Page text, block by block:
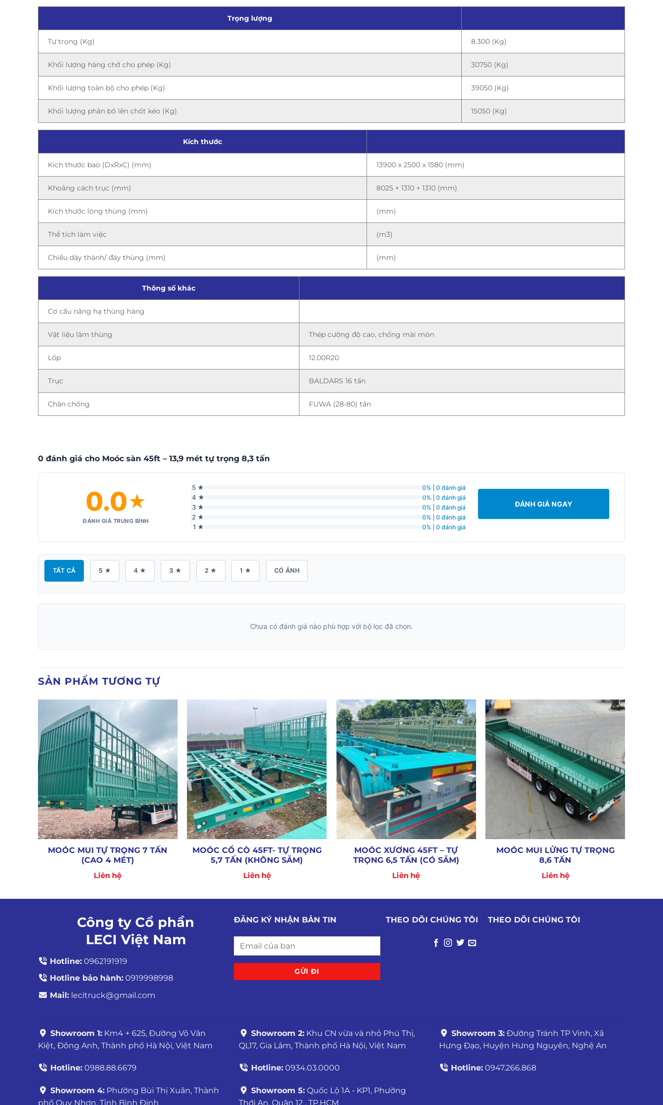
Trọng lượng
Tự trọng (Kg) 8.300 (Kg)
Khối lượng hàng chở cho phép (Kg) 30750 (Kg)
Khối lượng toàn bộ cho phép (Kg) 39050 (Kg)
Khối lượng phân bổ lên chốt kéo (Kg) 15050 (Kg)
Kích thước
Kích thước bao (DxRxC) (mm) 13900 x 2500 x 1580 (mm)
Khoảng cách trục (mm) 8025 + 1310 + 1310 (mm)
Kích thước lòng thùng (mm) (mm)
Thể tích làm việc (m3)
Chiều dày thành/ đáy thùng (mm) (mm)
Thông số khác
Cơ cấu nâng hạ thùng hàng
Vật liệu làm thùng Thép cường độ cao, chống mài mòn
Lốp 12.00R20
Trục BALDARS 16 tấn
Chân chống FUWA (28-80) tấn
0 đánh giá cho Moóc sàn 45ft – 13,9 mét tự trọng 8,3 tấn
0.0★
ĐÁNH GIÁ TRUNG BÌNH
5 ★ 0% | 0 đánh giá
4 ★ 0% | 0 đánh giá
3 ★ 0% | 0 đánh giá
2 ★ 0% | 0 đánh giá
1 ★ 0% | 0 đánh giá
ĐÁNH GIÁ NGAY
TẤT CẢ 5 ★ 4 ★ 3 ★ 2 ★ 1 ★ CÓ ẢNH
Chưa có đánh giá nào phù hợp với bộ lọc đã chọn.
SẢN PHẨM TƯƠNG TỰ
MOÓC MUI TỰ TRỌNG 7 TẤN
(CAO 4 MÉT)
Liên hệ
MOÓC CỔ CÒ 45FT- TỰ TRỌNG
5,7 TẤN (KHÔNG SĂM)
Liên hệ
MOÓC XƯƠNG 45FT – TỰ
TRỌNG 6,5 TẤN (CÓ SĂM)
Liên hệ
MOÓC MUI LỬNG TỰ TRỌNG
8,6 TẤN
Liên hệ
Công ty Cổ phần
LECI Việt Nam
Hotline: 0962191919
Hotline bảo hành: 0919998998
Mail: lecitruck@gmail.com
ĐĂNG KÝ NHẬN BẢN TIN THEO DÕI CHÚNG TÔI THEO DÕI CHÚNG TÔI
Showroom 1: Km4 + 625, Đường Võ Văn
Kiệt, Đông Anh, Thành phố Hà Nội, Việt Nam
Hotline: 0988.88.6679
Showroom 2:Khu CN vừa và nhỏ Phú Thị,
QL17, Gia Lâm, Thành phố Hà Nội, Việt Nam
Hotline:0934.03.0000
Showroom 3: Đường Tránh TP Vinh, Xã
Hưng Đạo, Huyện Hưng Nguyên, Nghệ An
Hotline: 0947.266.868
Showroom 4: Phường Bùi Thị Xuân, Thành
phố Quy Nhơn, Tỉnh Bình Định
Showroom 5:Quốc Lộ 1A - KP1, Phường
Thới An, Quận 12 , TP.HCM